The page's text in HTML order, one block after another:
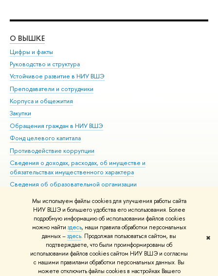
Мы используем файлы cookies для улучшения работы сайта
НИУ ВШЭ и большего удобства его использования. Более
подробную информацию об использовании файлов cookies
можно найти здесь, наши правила обработки персональных
данных –здесь. Продолжая пользоваться сайтом, вы
подтверждаете, что были проинформированы об
использовании файлов cookies сайтом НИУ ВШЭ и согласны
с нашими правилами обработки персональных данных. Вы
можете отключить файлы cookies в настройках Вашего
✖
О ВЫШКЕ
Цифры и факты
Руководство и структура
Устойчивое развитие в НИУ ВШЭ
Преподаватели и сотрудники
Корпуса и общежития
Закупки
Обращения граждан в НИУ ВШЭ
Фонд целевого капитала
Противодействие коррупции
Сведения о доходах, расходах, об имуществе и
обязательствах имущественного характера
Сведения об образовательной организации
Людям с ограниченными возможностями здоровья
Единая платежная страница
Работа в Вышке
© НИУ ВШЭ 1993–2026 Адреса и контакты Условия использования
материалов Политика конфиденциальности Карта сайта
Шрифты HSE Sans и HSE Slab разработаны вШколе дизайна НИУ ВШЭ